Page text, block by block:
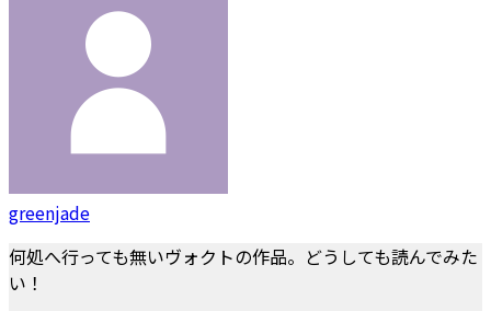
greenjade
何処へ行っても無いヴォクトの作品。どうしても読んでみた
い！